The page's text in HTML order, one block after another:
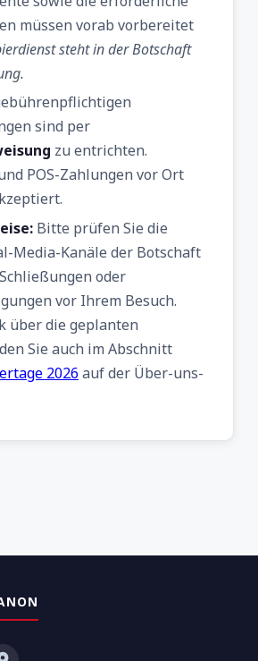
müssen vorab vorbereitet
steht in der Botschaft
sind per
zu entrichten.
POS-Zahlungen vor Ort
Bitte prüfen Sie die
Media-Kanäle der Botschaft
oder
vor Ihrem Besuch.
über die geplanten
Sie auch im Abschnitt
2026 auf der Über-uns-